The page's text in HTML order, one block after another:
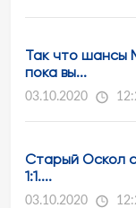
Так что шансы
пока вы...
03.10.2020
Старый Оскол
1:1....
03.10.2020